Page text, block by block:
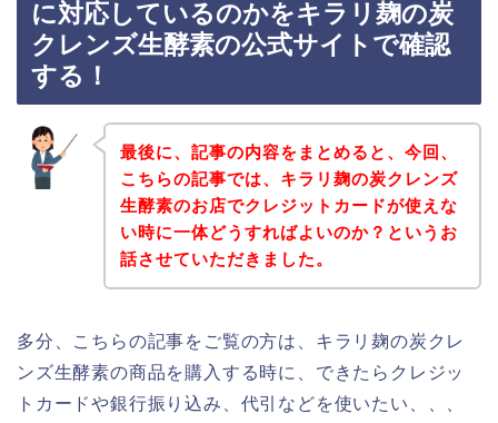
に対応しているのかをキラリ麹の炭
クレンズ生酵素の公式サイトで確認
する！
最後に、記事の内容をまとめると、今回、
こちらの記事では、キラリ麹の炭クレンズ
生酵素のお店でクレジットカードが使えな
い時に一体どうすればよいのか？というお
話させていただきました。
多分、こちらの記事をご覧の方は、キラリ麹の炭クレ
ンズ生酵素の商品を購入する時に、できたらクレジッ
トカードや銀行振り込み、代引などを使いたい、、、